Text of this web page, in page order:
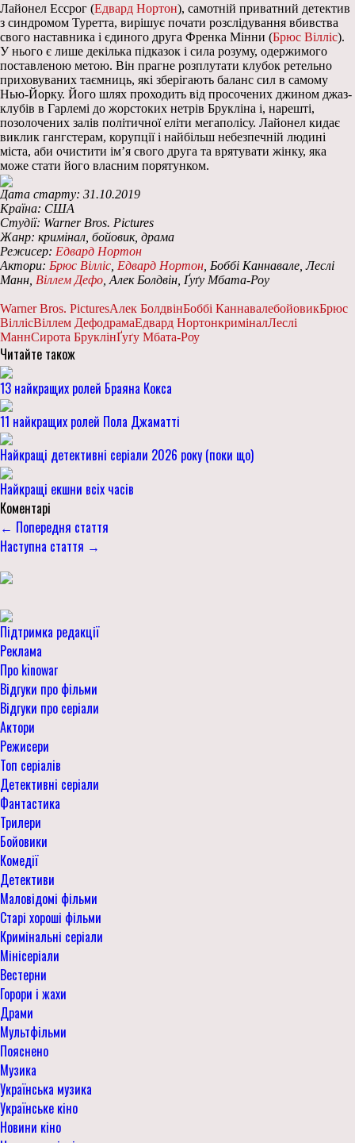
Лайонел Ессрог (Едвард Нортон), самотній приватний детектив
з синдромом Туретта, вирішує почати розслідування вбивства
свого наставника і єдиного друга Френка Мінни (Брюс Вілліс).
У нього є лише декілька підказок і сила розуму, одержимого
поставленою метою. Він прагне розплутати клубок ретельно
приховуваних таємниць, які зберігають баланс сил в самому
Нью-Йорку. Його шлях проходить від просочених джином джаз-
клубів в Гарлемі до жорстоких нетрів Брукліна і, нарешті,
позолочених залів політичної еліти мегаполісу. Лайонел кидає
виклик гангстерам, корупції і найбільш небезпечній людині
міста, аби очистити ім’я свого друга та врятувати жінку, яка
може стати його власним порятунком.
Дата старту: 31.10.2019
Країна: США
Студії: Warner Bros. Pictures
Жанр: кримінал, бойовик, драма
Режисер: Едвард Нортон
Актори: Брюс Вілліс Едвард Нортон , Боббі Каннавале, Леслі
Манн, Віллем Дефо , Алек Болдвін, Ґуґу Мбата-Роу
Warner Bros. PicturesАлек БолдвінБоббі КаннавалебойовикБрюс
ВіллісВіллем ДефодрамаЕдвард НортонкриміналЛеслі
МаннСирота БруклінҐуґу Мбата-Роу
Читайте також
13 найкращих ролей Браяна Кокса
11 найкращих ролей Пола Джаматті
Найкращі детективні серіали 2026 року (поки що)
Найкращі екшни всіх часів
Коментарі
← Попередня стаття
Наступна стаття →
Підтримка редакції
Реклама
Про kinowar
Відгуки про фільми
Відгуки про серіали
Актори
Режисери
Топ серіалів
Детективні серіали
Фантастика
Трилери
Бойовики
Комедії
Детективи
Маловідомі фільми
Старі хороші фільми
Кримінальні серіали
Мінісеріали
Вестерни
Горори і жахи
Драми
Мультфільми
Пояснено
Музика
Українська музика
Українське кіно
Новини кіно